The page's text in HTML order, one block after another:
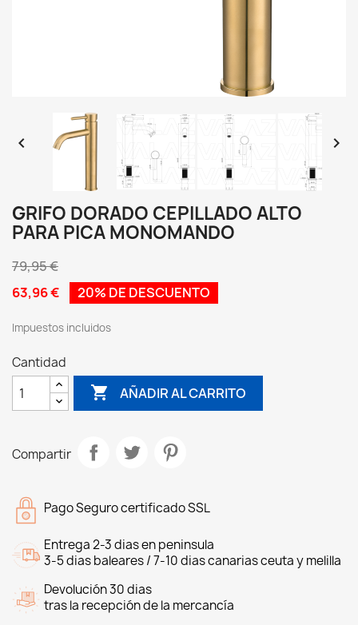
 
GRIFO DORADO CEPILLADO ALTO
PARA PICA MONOMANDO
79,95 €
63,96 €
20% DE DESCUENTO
Impuestos incluidos
Cantidad
 AÑADIR AL CARRITO
Compartir
Pago Seguro certificado SSL
Entrega 2-3 dias en peninsula
3-5 dias baleares / 7-10 dias canarias ceuta y melilla
Devolución 30 dias
tras la recepción de la mercancía